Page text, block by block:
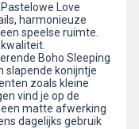
Love
harmonieuze
speelse ruimte.
Boho Sleeping
slapende konijntje
zoals kleine
vind je op de
matte afwerking
dagelijks gebruik